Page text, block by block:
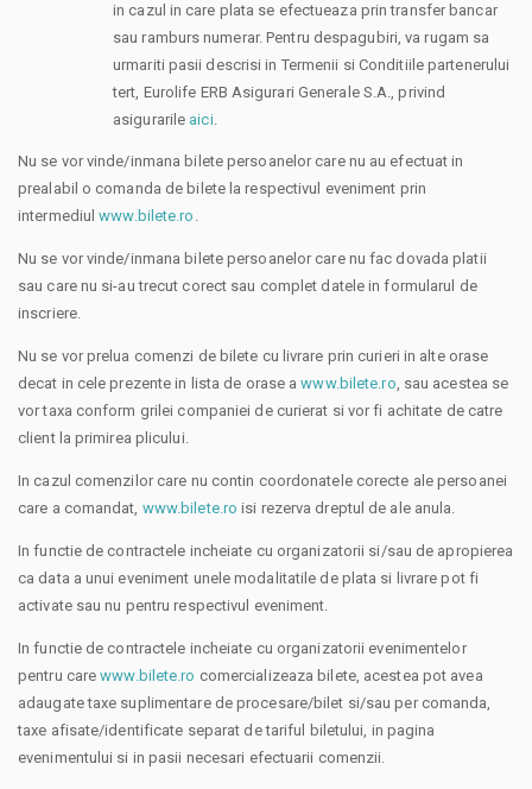
in cazul in care plata se efectueaza prin transfer bancar
sau ramburs numerar. Pentru despagubiri, va rugam sa
urmariti pasii descrisi in Termenii si Conditiile partenerului
tert, Eurolife ERB Asigurari Generale S.A., privind
asigurarile aici.
Nu se vor vinde/inmana bilete persoanelor care nu au efectuat in
prealabil o comanda de bilete la respectivul eveniment prin
intermediul www.bilete.ro
Nu se vor vinde/inmana bilete persoanelor care nu fac dovada platii
sau care nu si-au trecut corect sau complet datele in formularul de
inscriere.
Nu se vor prelua comenzi de bilete cu livrare prin curieri in alte orase
decat in cele prezente in lista de orase a www.bilete.ro , sau acestea se
vor taxa conform grilei companiei de curierat si vor fi achitate de catre
client la primirea plicului.
In cazul comenzilor care nu contin coordonatele corecte ale persoanei
care a comandat, www.bilete.ro isi rezerva dreptul de ale anula.
In functie de contractele incheiate cu organizatorii si/sau de apropierea
ca data a unui eveniment unele modalitatile de plata si livrare pot fi
activate sau nu pentru respectivul eveniment.
In functie de contractele incheiate cu organizatorii evenimentelor
pentru care www.bilete.ro comercializeaza bilete, acestea pot avea
adaugate taxe suplimentare de procesare/bilet si/sau per comanda,
taxe afisate/identificate separat de tariful biletului, in pagina
evenimentului si in pasii necesari efectuarii comenzii.